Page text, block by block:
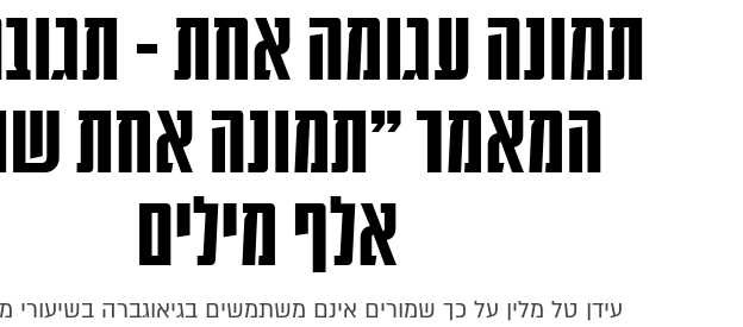
תמונה עגומה אחת -
המאמר "תמונה אחת
אלף מילים
עידן טל מלין על כך שמורים אינם משתמשים בגיאוגברה בשיעורי